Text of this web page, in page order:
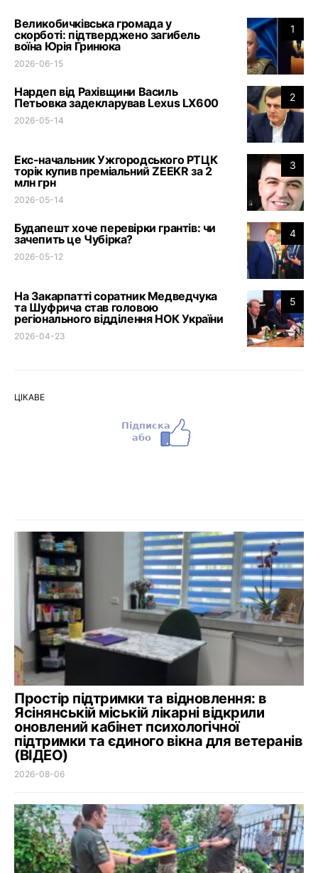
1
Великобичківська громада у
скорботі: підтверджено загибель
воїна Юрія Гринюка
2026-06-15
2
Нардеп від Рахівщини Василь
Петьовка задекларував Lexus LX600
2026-05-14
3
Екс-начальник Ужгородського РТЦК
торік купив преміальний ZEEKR за 2
млн грн
2026-05-14
4
Будапешт хоче перевірки грантів: чи
зачепить це Чубірка?
2026-05-12
5
На Закарпатті соратник Медведчука
та Шуфрича став головою
регіонального відділення НОК України
2026-04-23
ЦІКАВЕ
Простір підтримки та відновлення: в
Ясінянській міській лікарні відкрили
оновлений кабінет психологічної
підтримки та єдиного вікна для ветеранів
(ВІДЕО)
2026-08-06